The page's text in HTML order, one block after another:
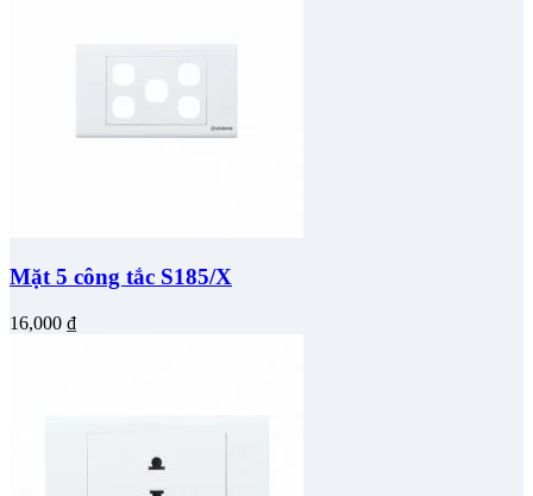
Mặt 5 công tắc S185/X
16,000 ₫